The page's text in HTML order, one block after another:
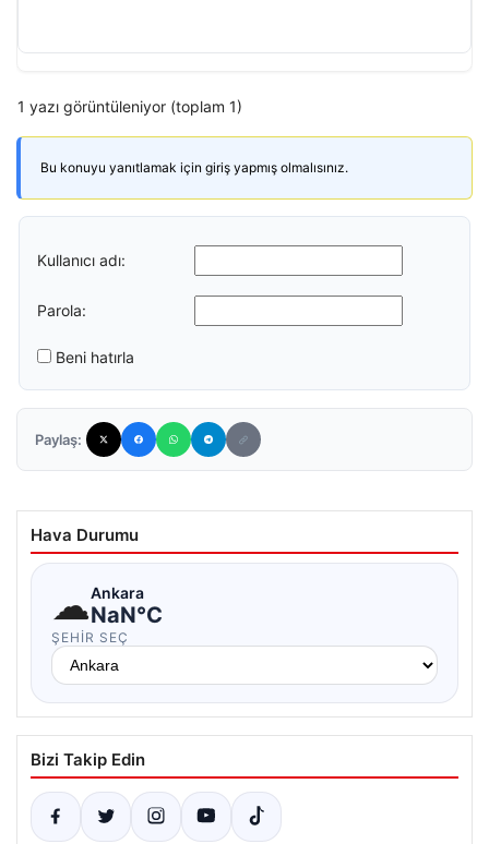
1 yazı görüntüleniyor (toplam 1)
Bu konuyu yanıtlamak için giriş yapmış olmalısınız.
Kullanıcı adı:
Parola:
Beni hatırla
Paylaş:
Hava Durumu
☁Ankara
NaN°C
ŞEHIR SEÇ
Bizi Takip Edin